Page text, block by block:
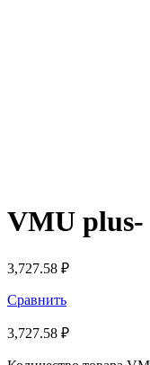
VMU plus-
3,727.58 ₽
Сравнить
3,727.58 ₽